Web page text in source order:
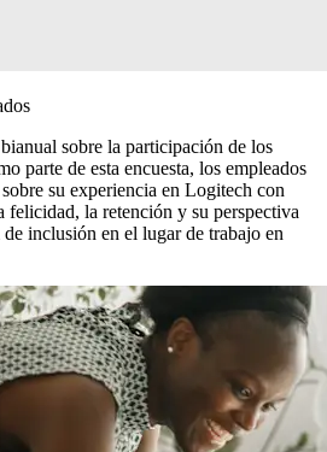
sobre la participación de los
parte de esta encuesta, los empleados
su experiencia en Logitech con
felicidad, la retención y su perspectiva
inclusión en el lugar de trabajo en